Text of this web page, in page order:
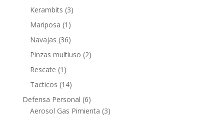
Kerambits (3)
Mariposa (1)
Navajas (36)
Pinzas multiuso (2)
Rescate (1)
Tacticos (14)
Defensa Personal (6)
Aerosol Gas Pimienta (3)